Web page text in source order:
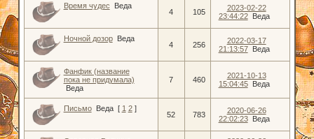
Время чудес Веда
4 105
2023-02-22
23:44:22
Веда
Ночной дозор Веда
4 256
2022-03-17
21:13:57
Веда
Фанфик (название
пока не придумала)
Веда
7 460
2021-10-13
15:04:45
Веда
Письмо Веда [ 1 2 ]
52 783
2020-06-26
22:02:23
Веда